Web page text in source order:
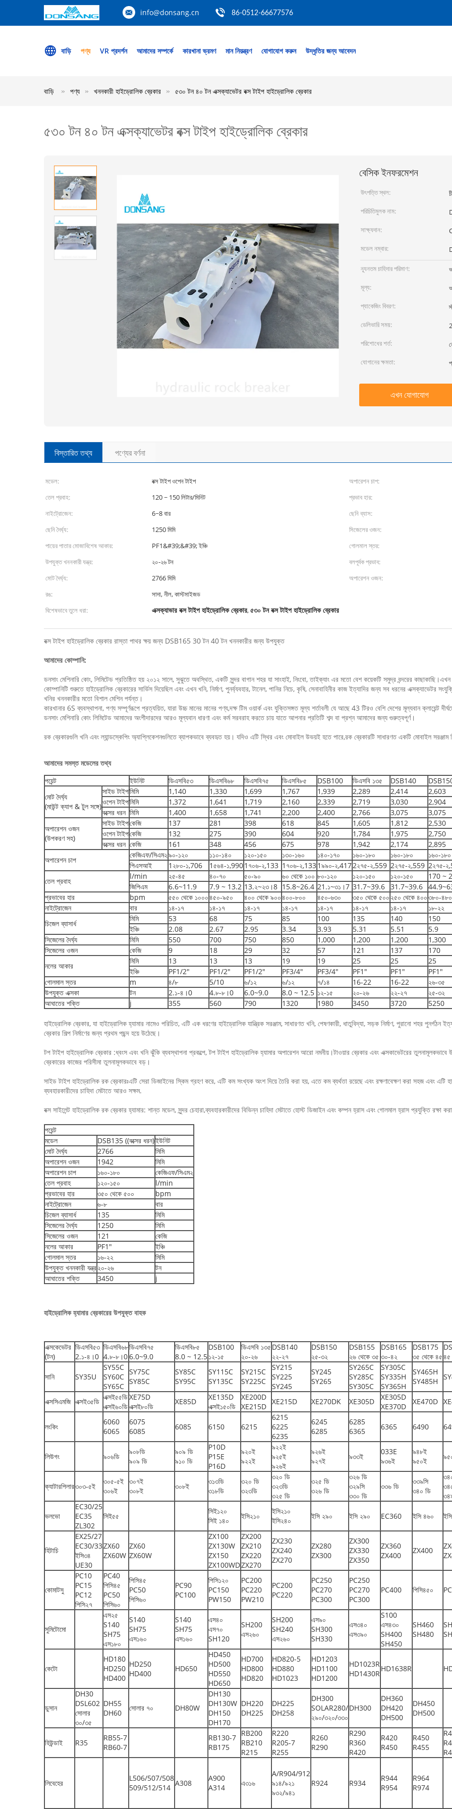
info@donsang.cn 86-0512-66677576
বাড়ি পণ্য VR প্রদর্শন আমাদের সম্পর্কে কারখানা ভ্রমণ মান নিয়ন্ত্রণ যোগাযোগ করুন উদ্ধৃতির জন্য আবেদন
বাড়ি পণ্য খননকারী হাইড্রোলিক ব্রেকার ৫৩০ টন ৪০ টন এক্সক্যাভেটর বক্স টাইপ হাইড্রোলিক ব্রেকার
৫৩০ টন ৪০ টন এক্সক্যাভেটর বক্স টাইপ হাইড্রোলিক ব্রেকার
বেসিক ইনফরমেশন
উৎপত্তি স্থল:
পরিচিতিমুলক নাম:
সাক্ষ্যদান:
মডেল নম্বার:
ন্যূনতম চাহিদার পরিমাণ:
মূল্য:
প্যাকেজিং বিবরণ:
ডেলিভারি সময়:
পরিশোধের শর্ত:
যোগানের ক্ষমতা:
এখন যোগাযোগ
বিস্তারিত তথ্য পণ্যের বর্ণনা
মডেল: বক্স টাইপ ওপেন টাইপ অপারেশন চাপ:
তেল প্রবাহ:
120 ~ 150 লিটার/মিনিট প্রভাব হার:
নাইট্রোজেন:
6~8 বার ছেনি ব্যাস:
ছেনি দৈর্ঘ্য:
1250 মিমি সিজেলের ওজন:
পায়ের পাতার মোজাবিশেষ আকার:
PF1&#39;&#39; ইঞ্চি গোলমাল স্তর:
উপযুক্ত খননকারী যন্ত্র:
২০-২৬ টন বলপূর্বক প্রভাব:
মোট দৈর্ঘ্য:
2766 মিমি অপারেশন ওজন:
রঙ:
সাদা, নীল, কাস্টমাইজড
বিশেষভাবে তুলে ধরা:
এক্সক্যাভার বক্স টাইপ হাইড্রোলিক ব্রেকার,৫৩০ টন বক্স টাইপ হাইড্রোলিক ব্রেকার
বক্স টাইপ হাইড্রোলিক ব্রেকার রাস্তা পাথর ক্ষয় জন্য DSB165 30 টন 40 টন খননকারীর জন্য উপযুক্ত
আমাদের কোম্পানি:
ডনসাং মেশিনারি কোং, লিমিটেড প্রতিষ্ঠিত হয় ২০১২ সালে, সুঝুতে অবস্থিত, একটি সুন্দর বাগান শহর যা সাংহাই, নিংবো, তাইক্যাং এর মতো বেশ কয়েকটি সমুদ্র বন্দরের
কোম্পানিটি শুরুতে হাইড্রোলিক ব্রেকারের সার্ভিস দিয়েছিল এবং এখন খনি, নির্মাণ, পুনর্ব্যবহার, টানেল, পানির নিচে, কৃষি, সেনাবাহিনীর কাজ ইত্যাদির জন্য সব ধরনের এক্সক্যাভেটর
খনির খননকারীর মতো বিশাল মেশিন পর্যন্ত।
কারখানার 6S ব্যবস্থাপনা, পণ্য সম্পূর্ণরূপে প্রত্যয়িত, যারা উচ্চ মানের মানের পণ্য,দক্ষ টিম ওয়ার্ক এবং যুক্তিসঙ্গত মূল্য শর্তাবলী যে আছে 43 টিরও বেশি দেশের মূল্যবান ক্লায়েন্ট
ডনসাং মেশিনারি কোং লিমিটেড আমাদের অংশীদারদের আরও মূল্যবান ধারণা এবং কর্ম সরবরাহ করতে চায় যাতে আপনার প্রতিটি শব্দ বা প্রশ্ন আমাদের জন্য গুরুত্বপূর্ণ।
রক ব্রেকারগুলি খনি এবং ল্যান্ডস্কেপিং অ্যাপ্লিকেশনগুলিতে ব্যাপকভাবে ব্যবহৃত হয়। যদিও এটি স্থির এবং মোবাইল উভয়ই হতে পারে,রক ব্রেকারটি সাধারণত একটি মোবাইল
আমাদের সমস্ত মডেলের তথ্য
পয়েন্ট
ইউনিট ডিএসবি৫৩ ডিএসবি৬৮ ডিএসবি৭৫ ডিএসবি৮৫ DSB100 ডিএসবি ১৩৫ DSB140
মোট দৈর্ঘ্য
(মাউন্ট ক্যাপ & টুল সঙ্গে)
সাইড টাইপমিমি 1,140 1,330 1,699 1,767 1,939 2,289 2,414 2,603
ওপেন টাইপমিমি 1,372 1,641 1,719 2,160 2,339 2,719 3,030 2,904
বক্সের ধরন মিমি 1,400 1,658 1,741 2,200 2,400 2,766 3,075 3,075
অপারেশন ওজন
(উপকরণ সহ)
সাইড টাইপকেজি 137 281 398 618 845 1,605 1,812 2,530
ওপেন টাইপকেজি 132 275 390 604 920 1,784 1,975 2,750
বক্সের ধরন কেজি 161 348 456 675 978 1,942 2,174 2,895
অপারেশন চাপ
কেজিএফ/সিএম২৯০-১২০ ১১০-১৪০ ১২০-১৫০ ১৩০-১৬০ ১৪০-১৭০ ১৬০-১৮০ ১৬০-১৮০ ১৬০-১৮০
পিএসআই
1২৮০-১,706 1৫৬৪-১,9901৭০৬-২,133 1৭০৬-২,1331৯৯০-২,4172২৭৫-২,559 2২৭৫-২,559 2২৭৫-
তেল প্রবাহ
l/min ২৫-৪৫ ৪০-৭০ ৫০-৯০ ৬০ থেকে ১০০ ৮০-১২০ ১২০-১৫০ ১২০-১৫০ 170 ~
জিপিএম
6.6~11.9 7.9 ~ 13.2 13.২~২৩।8 15.8~26.4 21.১~৩১।7 31.7~39.6 31.7~39.6
প্রভাবের হার
bpm ৫৫০ থেকে ১০০০৪৫০-৯৫০ ৪০০ থেকে ৯০০৪০০-৮০০ ৪৫০-৬৩০ ৩৫০ থেকে ৫০০২৫০ থেকে ৪০০৩৮০-৪৮০
নাইট্রোজেন
বার ১৪-১৭ ১৪-১৭ ১৪-১৭ ১৪-১৭ ১৪-১৭ ১৪-১৭ ১৪-১৭ ১৮-২২
চিজেল ব্যাসার্ধ
মিমি 53 68 75 85 100 135 140 150
ইঞ্চি
2.08 2.67 2.95 3.34 3.93 5.31 5.51 5.9
সিজেলের দৈর্ঘ্য
মিমি 550 700 750 850 1,000 1,200 1,200 1,300
সিজেলের ওজন
কেজি 9 18 29 32 57 121 137 170
নলের আকার
মিমি 13 13 13 19 19 25 25 25
ইঞ্চি
PF1/2" PF1/2" PF1/2" PF3/4" PF3/4" PF1" PF1" PF1"
গোলমাল স্তর
m ৪/৮ 5/10 ৬/১২ ৬/১২ ৭/১৪ 16-22 16-22 ২৬-৩৫
উপযুক্ত এক্সকা
টন 2.১-৪।0 4.৮-৮।0 6.0~9.0 8.0 ~ 12.5 ১২-১৫ ২০-২৬ ২২-২৭ ২৫-৩২
আঘাতের শক্তি
j 355 560 790 1320 1980 3450 3720 5250
হাইড্রোলিক ব্রেকার, যা হাইড্রোলিক হ্যামার নামেও পরিচিত, এটি এক ধরণের হাইড্রোলিক যান্ত্রিক সরঞ্জাম, সাধারণত খনি, পেষণকারী, ধাতুবিদ্যা, সড়ক নির্মাণ, পুরানো শহর
ব্রেকার শিল্প নির্মাণের জন্য প্রথম পছন্দ হয়ে উঠেছে।
টপ টাইপ হাইড্রোলিক ব্রেকার :ধ্বংস এবং খনি ঝুঁকি ব্যবস্থাপনা প্রকল্পে, টপ টাইপ হাইড্রোলিক হ্যামার অপারেশন আরো নমনীয়।টাওয়ার ব্রেকার এবং এক্সকাভেটরের তুলনামূলকভাবে
ব্রেকারের কাজের পরিসীমা তুলনামূলকভাবে বড়।
সাইড টাইপ হাইড্রোলিক রক ব্রেকারঃএটি সেরা ডিজাইনের স্কিম গ্রহণ করে, এটি কম সংখ্যক অংশ দিয়ে তৈরি করা হয়, এতে কম ব্যর্থতা রয়েছে এবং রক্ষণাবেক্ষণ করা সহজ এবং এটি
ব্যবহারকারীদের চাহিদা মেটাতে আরও সক্ষম.
বক্স সাইলেন্ট হাইড্রোলিক রক ব্রেকার হ্যামার: শান্ত মডেল, সুন্দর চেহারা,ব্যবহারকারীদের বিভিন্ন চাহিদা মেটাতে হোস্ট ডিজাইন এবং কম্পন হ্রাস এবং গোলমাল হ্রাস প্রযুক্তি রক্ষা
পয়েন্ট
মডেল
DSB135 ((বক্সের ধরন)ইউনিট
মোট দৈর্ঘ্য
2766
মিমি
অপারেশন ওজন
1942
মিমি
অপারেশন চাপ
১৬০-১৮০
কেজিএফ/সিএম২
তেল প্রবাহ
১২০-১৫০
l/min
প্রভাবের হার
৩৫০ থেকে ৫০০
bpm
নাইট্রোজেন
৬-৮
বার
চিজেল ব্যাসার্ধ
135
মিমি
সিজেলের দৈর্ঘ্য
1250
মিমি
সিজেলের ওজন
121
কেজি
নলের আকার
PF1"
ইঞ্চি
গোলমাল স্তর
১৬-২২
মিমি
উপযুক্ত খননকারী যন্ত্র২০-২৬
টন
আঘাতের শক্তি
3450 j
হাইড্রোলিক হ্যামার ব্রেকারের উপযুক্ত বাহক
এক্সকেভেটর
(টন)
ডিএসবি৫৩
2.১-৪।0
ডিএসবি৬৮
4.৮-৮।0
ডিএসবি৭৫
6.0~9.0
ডিএসবি৮৫
8.0 ~ 12.5
DSB100
১২-১৫
ডিএসবি ১৩৫
২০-২৬
DSB140
২২-২৭
DSB150
২৫-৩২
DSB155
২৬ থেকে ৩৫
DSB165
৩০-৪২
DSB175
৩৫ থেকে ৪৫৪৫
সানি SY35U
SY55C
SY60C
SY65C
SY75C
SY85C
SY85C
SY95C
SY115C
SY135C
SY215C
SY225C
SY215
SY225
SY245
SY245
SY265
SY265C
SY285C
SY305C
SY305C
SY335H
SY365H
SY465H
SY485H
এক্সসিএমজি এক্সই৩৫ডি এক্সই৫৫ডি
এক্সই৬০ডি
XE75D
এক্সই৮০ডি
XE85D
XE135D
এক্সই১৫০ডি
XE200D
XE215D
XE215D XE270DK XE305D
XE305D
XE370D
XE470D
লংকিং
6060
6065
6075
6085
6085 6150 6215
6215
6225
6235
6245
6285
6285
6365
6365 6490
লিউগং ৯০৬ডি
৯০৮ডি
৯০৯ ডি
৯০৯ ডি
৯১০ ডি
P10D
P15E
P16D
৯২০ই
৯২২ই
৯২২ই
৯২৫ই
৯২৬ই
৯২৬ই
৯২৭ই
৯৩৩ই
033E
৯৩৬ই
৯৪৮ই
৯৫০ই
ক্যাটারপিলার৩০৩-৫ই
৩০৫-৫ই
৩০৬ই
৩০৭ই
৩০৮ই
৩০৮ই
৩১৩ডি
৩১৮ডি
৩২০ ডি
৩২৩ডি
৩২০ ডি
৩২৩ডি
৩২৫ ডি
৩২৫ ডি
৩২৬ ডি
৩২৬ ডি
৩২৯সি
৩৩০ ডি
৩৩৬ ডি
৩৩৯সি
৩৪০ ডি
ভলভো
EC30/25
EC35
ZL302
সিই৫৫
সিই১২০
সিই ১৪০
ইসি২১০
ইসি২১০
ইসি২৪০
ইসি ২৯০ ইসি ২৯০ EC360 ইসি ৪৬০
হিটাচি
EX25/27
EC30/33
ইসি৩৪
UE30
ZX60
ZX60W
ZX60
ZX60W
ZX100
ZX130W
ZX150
ZX100WD
ZX200
ZX210
ZX220
ZX270
ZX230
ZX240
ZX270
ZX280
ZX300
ZX300
ZX330
ZX350
ZX360
ZX400
ZX400
কোমাটসু
PC10
PC15
PC12
পিসি২৭
PC40
পিসি৪৫
PC50
পিসি৬০
পিসি৪৫
PC50
পিসি৬০
PC90
PC100
পিসি১২০
PC150
PW150
PC200
PC220
PW210
PC200
PC220
PC250
PC270
PC300
PC250
PC270
PC300
PC400 পিসি৪৫০
সুমিটোমো
এস২৫
S140
SH75
এস১৮০
S140
SH75
এস১৬০
S140
SH75
এস১৬০
এস৪০
এস৭০
SH120
SH200
এস২৬০
SH200
SH240
এস২৬০
এস৯০
SH300
SH330
এস৩৪০
এস৩৯০
S100
এস৪৩০
SH400
SH450
SH460
SH480
কেটো
HD180
HD250
HD400
HD250
HD400
HD650
HD450
HD500
HD550
HD650
HD700
HD800
HD820
HD820-5
HD880
HD1023
HD1203
HD1100
HD1200
HD1023R
HD1430R
HD1638R
ডুসান
DH30
DSL602
সোলার
৩০/৩৫
DH55
DH60
সোলার ৭০ DH80W
DH130
DH130W
DH150
DH170
DH220
DH225
DH225
DH258
DH300
SOLAR280/
২৯০/৩২০/৩৩০
DH300
DH360
DH420
DH500
DH450
DH500
হিউন্ডাই R35
RB55-7
RB60-7
RB130-7
RB175
RB200
RB210
R215
R220
R205-7
R255
R260
R290
R290
R360
R420
R420
R450
R450
R455
লিবেহের
L506/507/508
509/512/514 A308
A900
A314
এ৩১৬
A/R904/912
৯১৪/৯২১
৯৩২/৯৪১
R924 R934
R944
R954
R964
R974